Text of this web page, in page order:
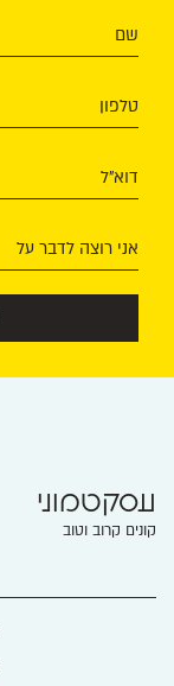
שם
טלפון
דוא"ל
אני רוצה לדבר על
עסקטמוני​
קונים קרוב וטוב